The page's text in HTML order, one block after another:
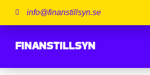
info@finanstillsyn.se
FINANSTILLSYN